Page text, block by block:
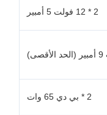
2 * 12 فولت 5 أمبير
2 * بي دي 65 وات